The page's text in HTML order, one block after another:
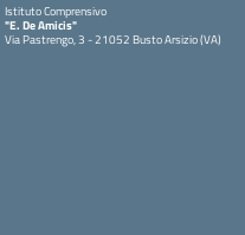
Istituto Comprensivo
"E. De Amicis"
Via Pastrengo, 3 - 21052 Busto Arsizio (VA)